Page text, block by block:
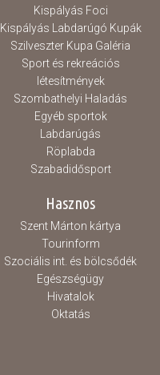
Kispályás Foci
Kispályás Labdarúgó Kupák
Szilveszter Kupa Galéria
Sport és rekreációs
létesítmények
Szombathelyi Haladás
Egyéb sportok
Labdarúgás
Röplabda
Szabadidősport
Hasznos
Szent Márton kártya
Tourinform
Szociális int. és bölcsődék
Egészségügy
Hivatalok
Oktatás